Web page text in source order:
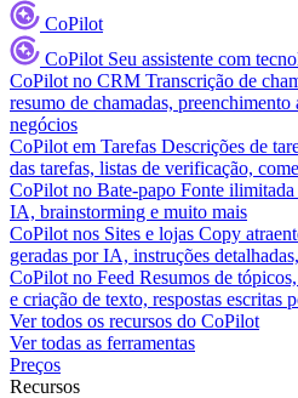
CoPilot
CoPilot Seu assistente com
CoPilot no CRM Transcrição de
resumo de chamadas,
negócios
CoPilot em Tarefas Descrições de
das tarefas, listas de verificação,
CoPilot no Bate-papo Fonte ilimitada
IA, brainstorming e muito mais
CoPilot nos Sites e lojas Copy
geradas por IA, instruções
CoPilot no Feed Resumos de
e criação de texto, respostas escritas
Ver todos os recursos do CoPilot
Ver todas as ferramentas
Preços
Recursos